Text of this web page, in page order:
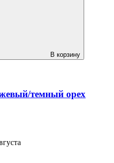
В корзину
темный орех